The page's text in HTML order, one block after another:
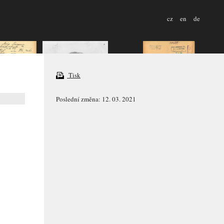
cz en de
Tisk
Poslední změna: 12. 03. 2021